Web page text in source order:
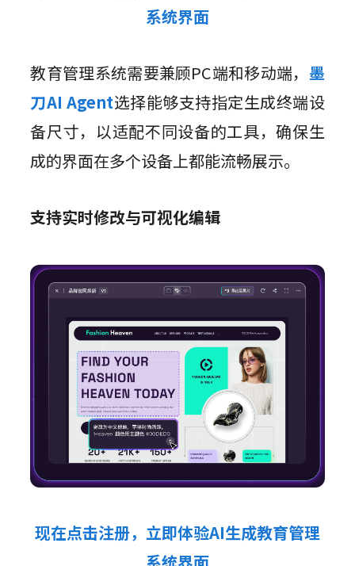
系统界面
教育管理系统需要兼顾PC端和移动端， 墨
刀AI Agent选择能够支持指定生成终端设
备尺寸，以适配不同设备的工具，确保生
成的界面在多个设备上都能流畅展示。
支持实时修改与可视化编辑
现在点击注册，立即体验AI生成教育管理